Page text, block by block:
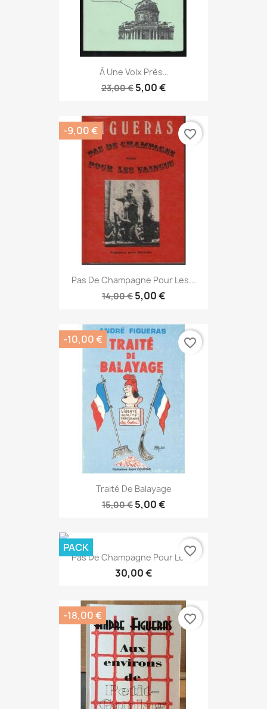
À Une Voix Près…
23,00 € 5,00 €
Pas De Champagne Pour Les...
14,00 € 5,00 €
-9,00 € favorite_border
Traité De Balayage
15,00 € 5,00 €
-10,00 € favorite_border
Pas De Champagne Pour Les...
30,00 €
PACK favorite_border
-18,00 € favorite_border